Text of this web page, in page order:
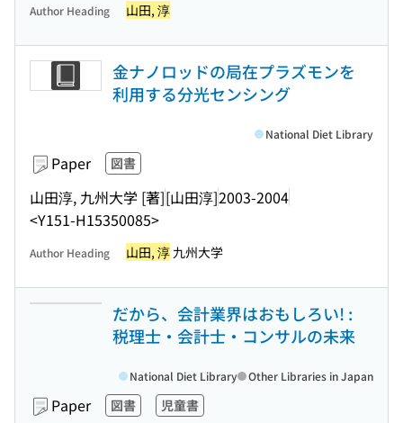
Author Heading 山田, 淳
金ナノロッドの局在プラズモンを
利用する分光センシング
Paper 図書
山田淳, 九州大学 [著][山田淳]2003-2004
<Y151-H15350085>
National Diet Library
Author Heading 山田, 淳 九州大学
だから、会計業界はおもしろい! :
税理士・会計士・コンサルの未来
Paper 図書 児童書
National Diet Library Other Libraries in Japan